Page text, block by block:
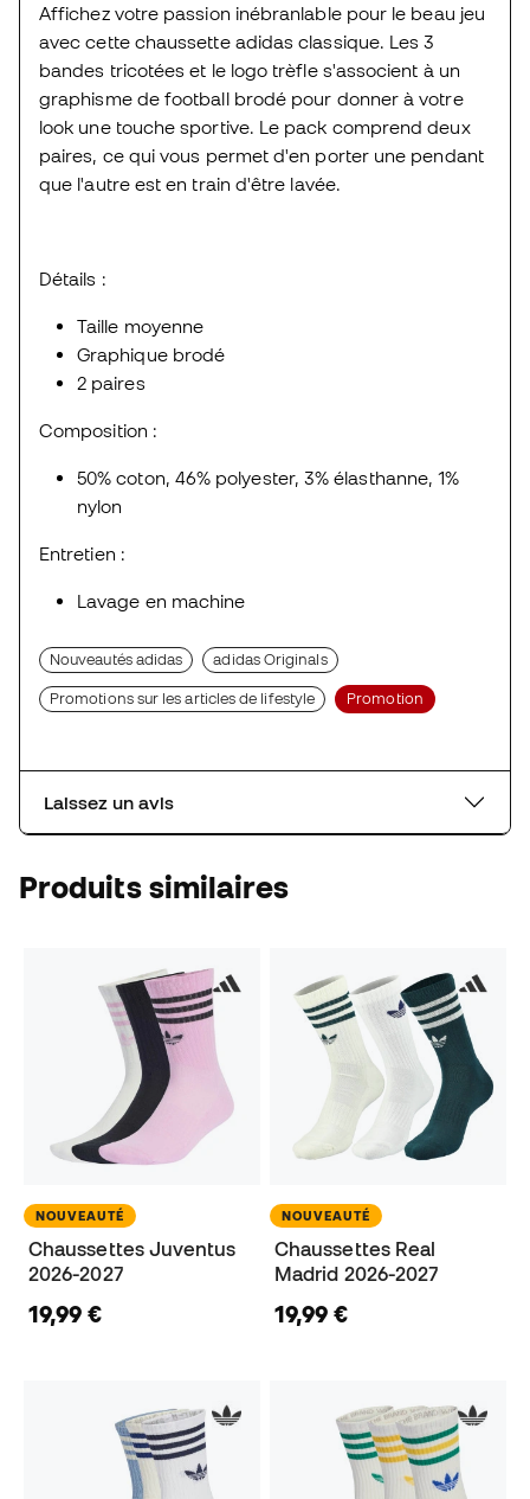
Affichez votre passion inébranlable pour le beau jeu
avec cette chaussette adidas classique. Les 3
bandes tricotées et le logo trèfle s'associent à un
graphisme de football brodé pour donner à votre
look une touche sportive. Le pack comprend deux
paires, ce qui vous permet d'en porter une pendant
que l'autre est en train d'être lavée.
Détails :
Taille moyenne
Graphique brodé
2 paires
Composition :
50% coton, 46% polyester, 3% élasthanne, 1%
nylon
Entretien :
Lavage en machine
Nouveautés adidas adidas Originals
Promotions sur les articles de lifestyle Promotion
Laissez un avis
Produits similaires
NOUVEAUTÉ
Chaussettes Juventus
2026-2027
19,99 €
NOUVEAUTÉ
Chaussettes Real
Madrid 2026-2027
19,99 €